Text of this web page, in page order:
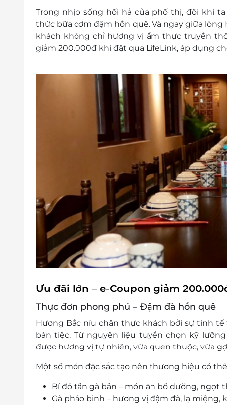
Trong nhịp sống hối hả của phố thị, đôi khi
thức bữa cơm đậm hồn quê. Và ngay giữa lòng
khách không chỉ hương vị ẩm thực truyền
giảm 200.000đ khi đặt qua LifeLink, áp dụng
Ưu đãi lớn – e-Coupon giảm
Thực đơn phong phú – Đậm đà hồn quê
Hương Bắc níu chân thực khách bởi sự tinh
bàn tiệc. Từ nguyên liệu tuyển chọn kỹ
được hương vị tự nhiên, vừa quen thuộc, vừa
Một số món đặc sắc tạo nên thương hiệu có
Bí đỏ tần gà bản – món ăn bổ dưỡng, ngọt
Gà pháo binh – hương vị đậm đà, lạ miệng,